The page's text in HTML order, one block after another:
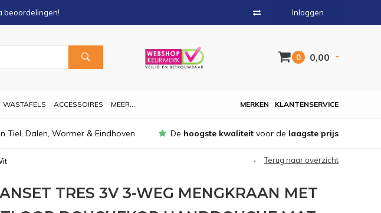
beoordelingen! Inloggen
0 0,00
WASTAFELS ACCESSOIRES MEER.... KLANTENSERVICE
MERKEN
Tiel, Dalen, Wormer & Eindhoven De hoogste kwaliteit voor de laagste prijs
Terug naar overzicht
TRES 3V 3-WEG MENGKRAAN MET